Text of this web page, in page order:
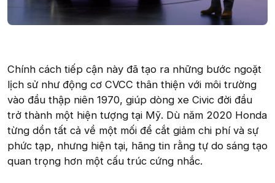
Chính cách tiếp cận này đã tạo ra những bước ngoặt
lịch sử như động cơ CVCC thân thiện với môi trường
vào đầu thập niên 1970, giúp dòng xe Civic đời đầu
trở thành một hiện tượng tại Mỹ. Dù năm 2020 Honda
từng dồn tất cả về một mối để cắt giảm chi phí và sự
phức tạp, nhưng hiện tại, hãng tin rằng tự do sáng tạo
quan trọng hơn một cấu trúc cứng nhắc.